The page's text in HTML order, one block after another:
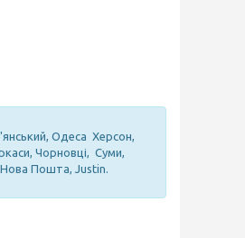
Одеса Херсон,
Чорновці, Суми,
Нова Пошта, Justin.